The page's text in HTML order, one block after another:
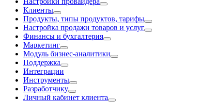
Клиенты
Продукты, типы продуктов, тарифы
Настройка продажи товаров и услуг
Финансы и бухгалтерия
Маркетинг
Модуль бизнес-аналитики
Поддержка
Интеграции
Инструменты
Разработчику
Личный кабинет клиента